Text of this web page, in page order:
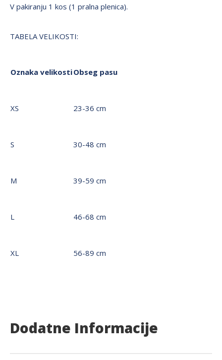
V pakiranju 1 kos (1 pralna plenica).
TABELA VELIKOSTI:
Oznaka velikostiObseg pasu
XS 23-36 cm
S 30-48 cm
M 39-59 cm
L 46-68 cm
XL 56-89 cm
Dodatne Informacije